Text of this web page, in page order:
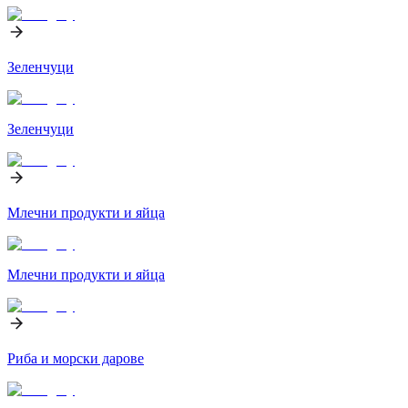
Зеленчуци
Зеленчуци
Млечни продукти и яйца
Млечни продукти и яйца
Риба и морски дарове